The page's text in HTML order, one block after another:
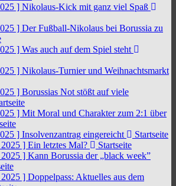
] Nikolaus-Kick mit ganz viel Spaß
] Der Fußball-Nikolaus bei Borussia zu
] Was auch auf dem Spiel steht
] Nikolaus-Turnier und Weihnachtsmarkt
] Borussias Not stößt auf viele
] Mit Moral und Charakter zum 2:1 über
] Insolvenzantrag eingereicht
Startseite
] Ein letztes Mal?
Startseite
] Kann Borussia der „black week”
] Doppelpass: Aktuelles aus dem